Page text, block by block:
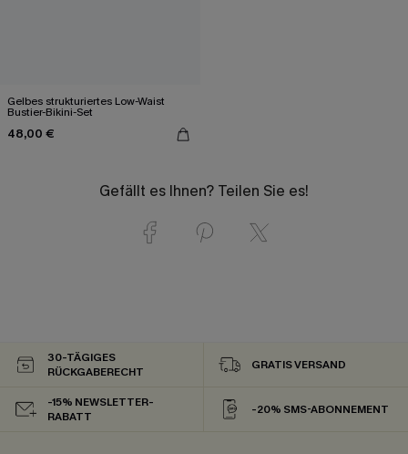
Gelbes strukturiertes Low-Waist
Bustier-Bikini-Set
48,00 €
Gefällt es Ihnen? Teilen Sie es!
30-TÄGIGES
RÜCKGABERECHT
GRATIS VERSAND
-15% NEWSLETTER-
RABATT
-20% SMS-ABONNEMENT